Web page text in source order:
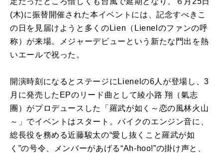
(木)に振替開催された本イベントには、記念すべきこ
の日を見届けようと多くの Lien （ Lienel のファンの呼
称）が来場。メジャーデビューという新たな門出を熱
いエールで祝った。
開演時刻になるとステージに Lienelの6人が登場し、3
月に発売した EPのリード曲として綾小路 翔（氣志
團）がプロデュースした「羅武が如く～恋の風林火山
～」でイベントはスタート。バイクのエンジン音に、
総長役を務める近藤駿太の“愛し抜くこと羅武が如
く”の号令、メンバーがあげる“Ah-hoo!”の掛け声と、